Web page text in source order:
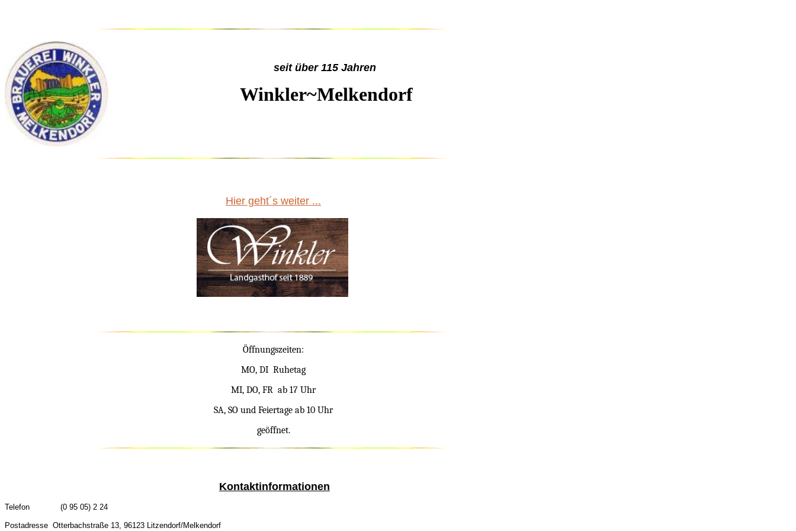
seit über 115 Jahren
Winkler~Melkendorf
Hier geht´s weiter ...
Öffnungszeiten:
MO, DI Ruhetag
MI, DO, FR ab 17 Uhr
SA, SO und Feiertage ab 10 Uhr
geöffnet.
Kontaktinformationen
Telefon (0 95 05) 2 24
Postadresse Otterbachstraße 13, 96123 Litzendorf/Melkendorf